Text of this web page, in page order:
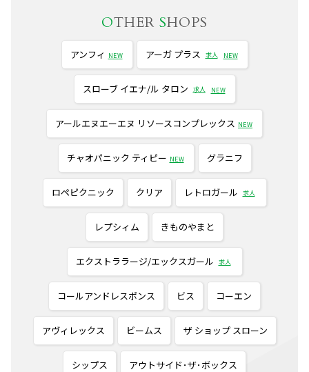
OTHER SHOPS
アンフィ NEW アーガ プラス 求人 NEW
スローブ イエナ/ル タロン 求人 NEW
アールエヌエーエヌ リソースコンプレックス NEW
チャオパニック ティピー NEW グラニフ
ロペピクニック クリア レトロガール 求人
レプシィム きものやまと
エクストララージ/エックスガール 求人
コールアンドレスポンス ビス コーエン
アヴィレックス ビームス ザ ショップ スローン
シップス アウトサイド･ザ･ボックス